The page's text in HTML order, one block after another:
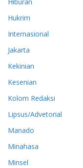
Hiburan
Hukrim
Internasional
Jakarta
Kekinian
Kesenian
Kolom Redaksi
Lipsus/Advetorial
Manado
Minahasa
Minsel